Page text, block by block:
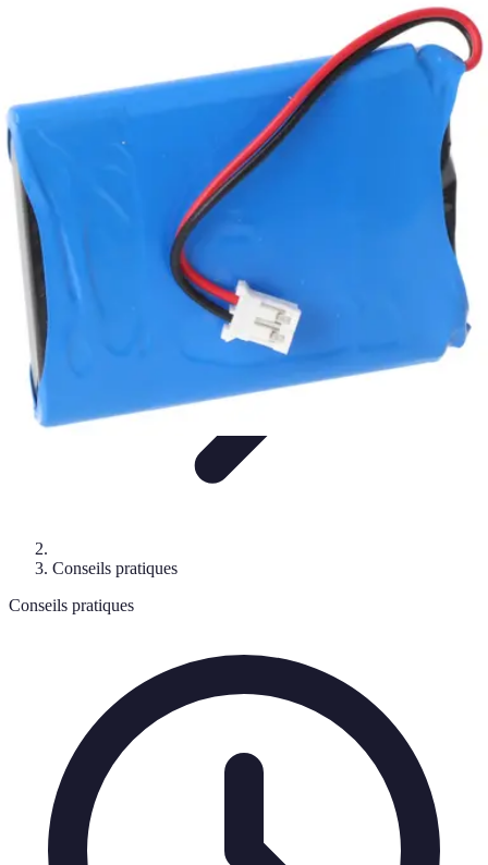
Choix des
Conseils pratiques
Conseils pratiques